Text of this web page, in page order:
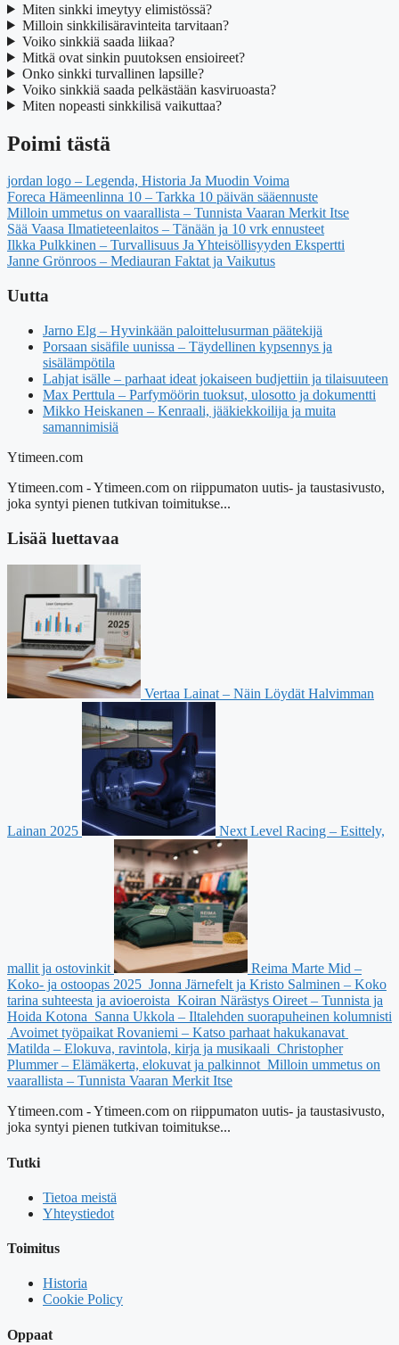
Miten sinkki imeytyy elimistössä?
Milloin sinkkilisäravinteita tarvitaan?
Voiko sinkkiä saada liikaa?
Mitkä ovat sinkin puutoksen ensioireet?
Onko sinkki turvallinen lapsille?
Voiko sinkkiä saada pelkästään kasviruoasta?
Miten nopeasti sinkkilisä vaikuttaa?
Poimi tästä
jordan logo – Legenda, Historia Ja Muodin Voima
Foreca Hämeenlinna 10 – Tarkka 10 päivän sääennuste
Milloin ummetus on vaarallista – Tunnista Vaaran Merkit Itse
Sää Vaasa Ilmatieteenlaitos – Tänään ja 10 vrk ennusteet
Ilkka Pulkkinen – Turvallisuus Ja Yhteisöllisyyden Ekspertti
Janne Grönroos – Mediauran Faktat ja Vaikutus
Uutta
Jarno Elg – Hyvinkään paloittelusurman päätekijä
Porsaan sisäfile uunissa – Täydellinen kypsennys ja
sisälämpötila
Lahjat isälle – parhaat ideat jokaiseen budjettiin ja tilaisuuteen
Max Perttula – Parfymöörin tuoksut, ulosotto ja dokumentti
Mikko Heiskanen – Kenraali, jääkiekkoilija ja muita
samannimisiä
Ytimeen.com
Ytimeen.com - Ytimeen.com on riippumaton uutis- ja taustasivusto,
joka syntyi pienen tutkivan toimitukse...
Lisää luettavaa
Vertaa Lainat – Näin Löydät Halvimman
Lainan 2025 Next Level Racing – Esittely,
mallit ja ostovinkit
Reima Marte Mid –
Koko- ja ostoopas 2025 Jonna Järnefelt ja Kristo Salminen – Koko
tarina suhteesta ja avioeroista Koiran Närästys Oireet – Tunnista ja
Hoida Kotona Sanna Ukkola – Iltalehden suorapuheinen kolumnisti
Avoimet työpaikat Rovaniemi – Katso parhaat hakukanavat
Matilda – Elokuva, ravintola, kirja ja musikaali Christopher
Plummer – Elämäkerta, elokuvat ja palkinnot Milloin ummetus on
vaarallista – Tunnista Vaaran Merkit Itse
Ytimeen.com - Ytimeen.com on riippumaton uutis- ja taustasivusto,
joka syntyi pienen tutkivan toimitukse...
Tutki
Tietoa meistä
Yhteystiedot
Toimitus
Historia
Cookie Policy
Oppaat